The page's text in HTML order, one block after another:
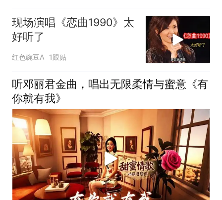
现场演唱《恋曲1990》太
好听了
红色豌豆A 1跟贴
听邓丽君金曲，唱出无限柔情与蜜意《有
你就有我》